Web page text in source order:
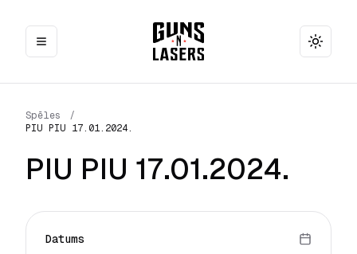
Toggle
Spēles
/
PIU PIU 17.01.2024.
PIU PIU 17.01.2024.
Datums